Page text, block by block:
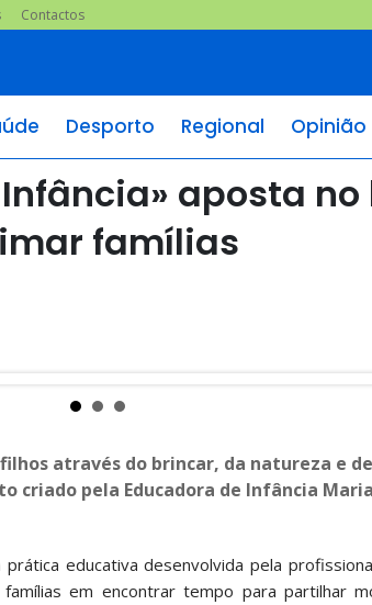
Contactos
Desporto Regional Opinião
aposta
famílias
através do brincar, da natureza e
criado pela Educadora de Infância
educativa desenvolvida pela
em encontrar tempo para partilhar